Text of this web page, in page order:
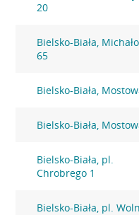
20
Bielsko-Biała,
65
Bielsko-Biała,
Bielsko-Biała,
Bielsko-Biała, pl.
Chrobrego 1
Bielsko-Biała, pl.